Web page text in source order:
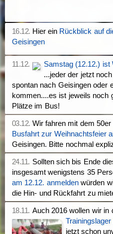
16.12. Hier ein Rückblick auf
Geisingen
11.12.
Samstag (12.12.) ist
...jeder der jetzt
spontan nach Geisingen oder
kommen....es ist jeweils noch
Plätze im Bus!
03.12. Wir fahren mit dem
Busfahrt zur Weihnachtsfeier
Geisingen. Bitte nochmal
24.11. Sollten sich bis Ende
insgesamt wenigstens 35
am 12.12. anmeldenwürden
die Hin- und Rückfahrt zu
18.11. Auch 2016 wollen wir in
jetzt schon